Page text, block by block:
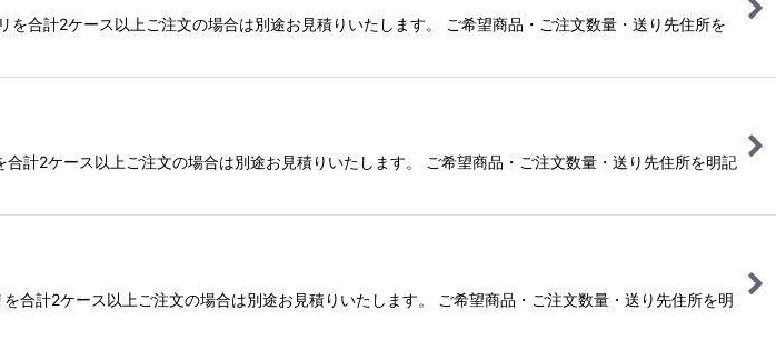
合計2ケース以上ご注文の場合は別途お見積りいたします。 ご希望商品・ご注文数量・送り先住所を
計2ケース以上ご注文の場合は別途お見積りいたします。 ご希望商品・ご注文数量・送り先住所を明記
計2ケース以上ご注文の場合は別途お見積りいたします。 ご希望商品・ご注文数量・送り先住所を明